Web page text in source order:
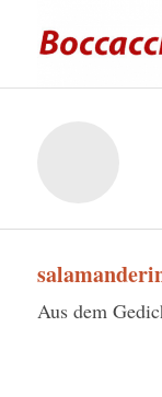
Aus dem